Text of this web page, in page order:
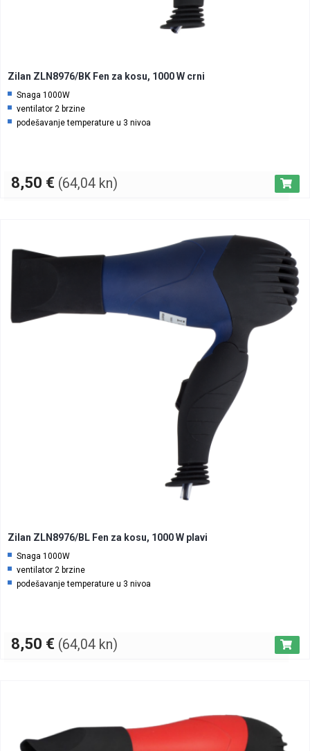
Zilan ZLN8976/BK Fen za kosu, 1000 W crni
Snaga 1000W
ventilator 2 brzine
podešavanje temperature u 3 nivoa
8,50 € (64,04 kn)
Zilan ZLN8976/BL Fen za kosu, 1000 W plavi
Snaga 1000W
ventilator 2 brzine
podešavanje temperature u 3 nivoa
8,50 € (64,04 kn)